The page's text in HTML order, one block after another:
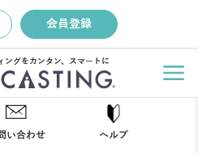
会員登録
ングをカンタン、スマートに
い合わせ ヘルプ